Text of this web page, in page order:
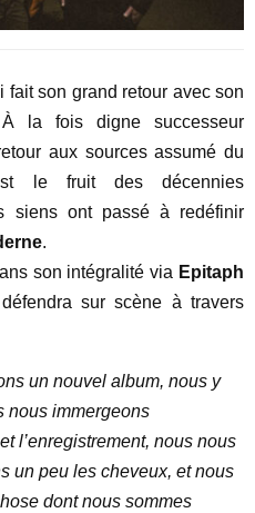
fait son grand retour avec son
la fois digne successeur
aux sources assumé du
le fruit des décennies
siens ont passé à redéfinir
.
son intégralité via Epitaph
sur scène à travers
un nouvel album, nous y
nous immergeons
l’enregistrement, nous nous
un peu les cheveux, et nous
dont nous sommes